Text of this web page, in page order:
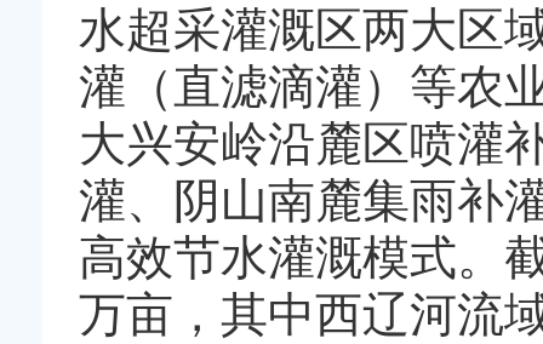
水超采灌溉区两大区
灌（直滤滴灌）等农
大兴安岭沿麓区喷灌
灌、阴山南麓集雨补
高效节水灌溉模式。
万亩，其中西辽河流